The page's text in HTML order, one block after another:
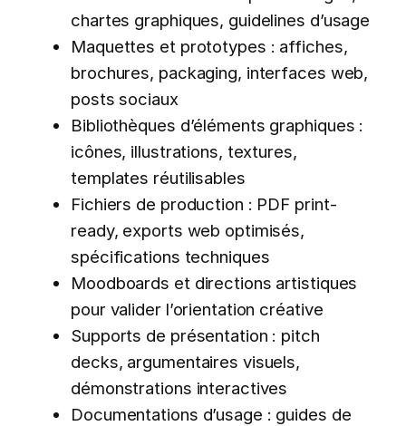
chartes graphiques, guidelines d’usage
Maquettes et prototypes : affiches,
brochures, packaging, interfaces web,
posts sociaux
Bibliothèques d’éléments graphiques :
icônes, illustrations, textures,
templates réutilisables
Fichiers de production : PDF print-
ready, exports web optimisés,
spécifications techniques
Moodboards et directions artistiques
pour valider l’orientation créative
Supports de présentation : pitch
decks, argumentaires visuels,
démonstrations interactives
Documentations d’usage : guides de